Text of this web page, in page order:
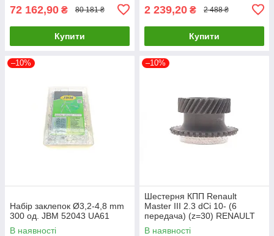
72 162,90 ₴ 80 181 ₴
Купити
2 239,20 ₴ 2 488 ₴
Купити
–10%
Набір заклепок Ø3,2-4,8 mm
300 од. JBM 52043 UA61
В наявності
–10%
Шестерня КПП Renault
Master III 2.3 dCi 10- (6
передача) (z=30) RENAULT
8200022613 UA61
В наявності